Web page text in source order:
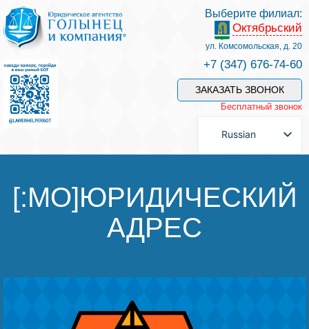
Услуги и наши специалисты
Оплата услуг
Задать вопрос
Наши победы
Выберите филиал:
Октябрьский
ул. Комсомольская, д. 20
+7 (347) 676-74-60
ЗАКАЗАТЬ ЗВОНОК
Бесплатный звонок
Russian
[:MO]ЮРИДИЧЕСКИЙ
АДРЕС